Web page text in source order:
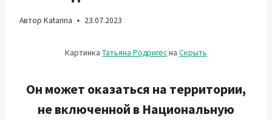
Автор Katarina 23.07.2023
Картинка Татьяна Родригесна Скрыть
Он может оказаться на территории,
не включенной в Национальную